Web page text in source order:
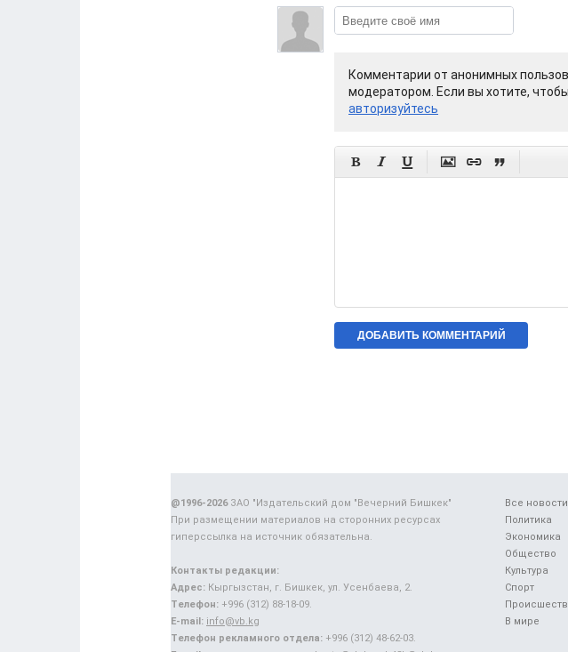
Комментарии от анонимных
модератором. Если вы хотите,
авторизуйтесь
     
Все новости
Политика
Экономика
Общество
Культура
Спорт
В мире
@1996-2026ЗАО "Издательский дом "Вечерний Бишкек"
При размещении материалов на сторонних ресурсах
гиперссылка на источник обязательна.
Контакты редакции:
Адрес: Кыргызстан, г. Бишкек, ул. Усенбаева, 2.
Телефон: +996 (312) 88-18-09.
E-mail: info@vb.kg
Телефон рекламного отдела: +996 (312) 48-62-03.